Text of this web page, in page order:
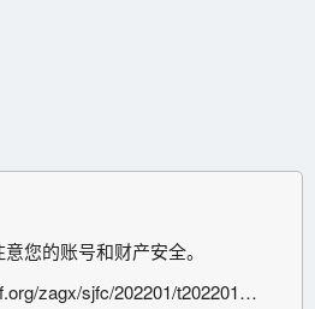
您的账号和财产安全。
http://www.chinaarabcf.org/zagx/sjfc/202201/t20220119_10630244.htm